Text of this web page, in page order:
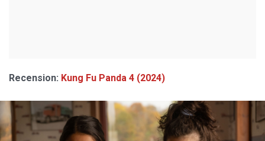
Recension: Kung Fu Panda 4 (2024)